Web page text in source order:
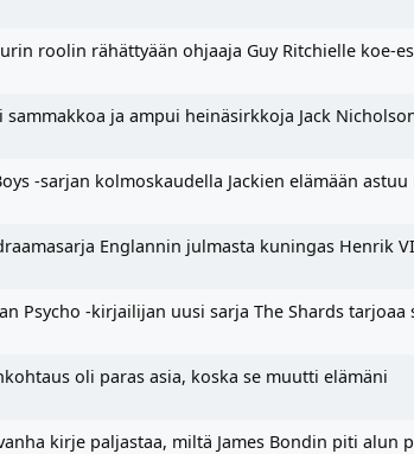
roolin rähättyään ohjaaja Guy Ritchielle koe-
ja ampui heinäsirkkoja Jack
-sarjan kolmoskaudella Jackien elämään astuu
Englannin julmasta kuningas Henrik
Psycho -kirjailijan uusi sarja The Shards tarjoaa
oli paras asia, koska se muutti elämäni
kirje paljastaa, miltä James Bondin piti alun